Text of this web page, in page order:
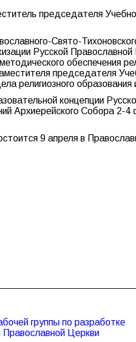
председателя
Свято-
Русской
обеспечения
председателя
религиозного
концепции
Архиерейского Собора 2-
9 апреля в
группы по разработке
Православной Церкви